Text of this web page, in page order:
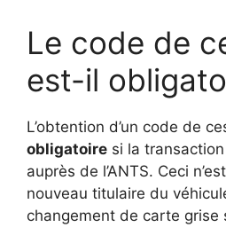
Le code de
est-il
L’obtention d’un code de
obligatoire si la
auprès de l’ANTS. Ceci
nouveau titulaire du
changement de carte grise